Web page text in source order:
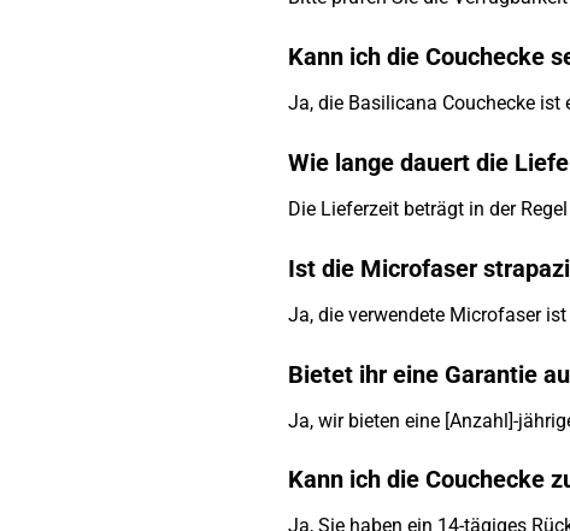
Kann ich die Couchecke
Ja, die Basilicana Couchecke
Wie lange dauert die
Die Lieferzeit beträgt in der
Ist die Microfaser
Ja, die verwendete Microfaser
Bietet ihr eine Garantie
Ja, wir bieten eine [Anzahl]-
Kann ich die Couchecke
Ja, Sie haben ein 14-tägiges